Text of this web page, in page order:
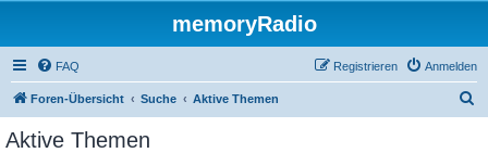
memoryRadio
FAQ Anmelden
Registrieren
Foren-Übersicht Suche Aktive Themen
Aktive Themen